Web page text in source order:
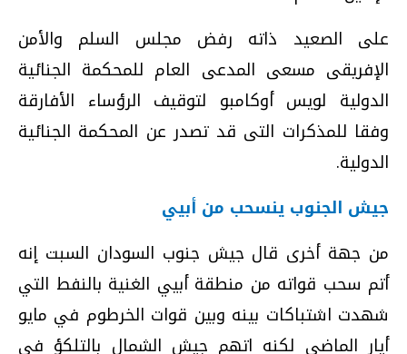
على الصعيد ذاته رفض مجلس السلم والأمن
الإفريقى مسعى المدعى العام للمحكمة الجنائية
الدولية لويس أوكامبو لتوقيف الرؤساء الأفارقة
وفقا للمذكرات التى قد تصدر عن المحكمة الجنائية
الدولية.
جيش الجنوب ينسحب من أبيي
من جهة أخرى قال جيش جنوب السودان السبت إنه
أتم سحب قواته من منطقة أبيي الغنية بالنفط التي
شهدت اشتباكات بينه وبين قوات الخرطوم في مايو
أيار الماضي لكنه اتهم جيش الشمال بالتلكؤ في